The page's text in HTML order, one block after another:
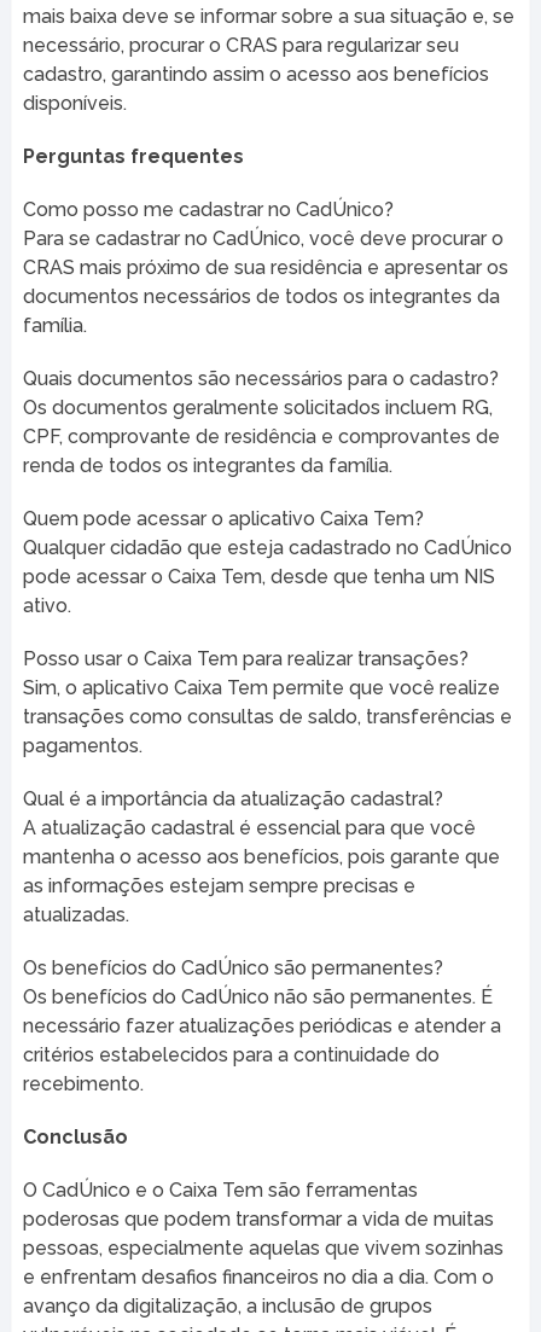
mais baixa deve se informar sobre a sua situação e, se
necessário, procurar o CRAS para regularizar seu
cadastro, garantindo assim o acesso aos benefícios
disponíveis.
Perguntas frequentes
Como posso me cadastrar no CadÚnico?
Para se cadastrar no CadÚnico, você deve procurar o
CRAS mais próximo de sua residência e apresentar os
documentos necessários de todos os integrantes da
família.
Quais documentos são necessários para o cadastro?
Os documentos geralmente solicitados incluem RG,
CPF, comprovante de residência e comprovantes de
renda de todos os integrantes da família.
Quem pode acessar o aplicativo Caixa Tem?
Qualquer cidadão que esteja cadastrado no CadÚnico
pode acessar o Caixa Tem, desde que tenha um NIS
ativo.
Posso usar o Caixa Tem para realizar transações?
Sim, o aplicativo Caixa Tem permite que você realize
transações como consultas de saldo, transferências e
pagamentos.
Qual é a importância da atualização cadastral?
A atualização cadastral é essencial para que você
mantenha o acesso aos benefícios, pois garante que
as informações estejam sempre precisas e
atualizadas.
Os benefícios do CadÚnico são permanentes?
Os benefícios do CadÚnico não são permanentes. É
necessário fazer atualizações periódicas e atender a
critérios estabelecidos para a continuidade do
recebimento.
Conclusão
O CadÚnico e o Caixa Tem são ferramentas
poderosas que podem transformar a vida de muitas
pessoas, especialmente aquelas que vivem sozinhas
e enfrentam desafios financeiros no dia a dia. Com o
avanço da digitalização, a inclusão de grupos